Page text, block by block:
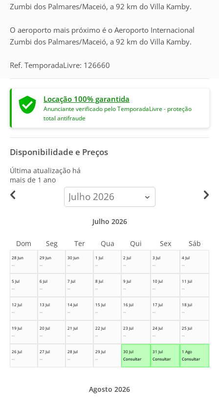
Zumbi dos Palmares/Maceió, a 92 km do Villa Kamby.
O aeroporto mais próximo é o Aeroporto Internacional
Zumbi dos Palmares/Maceió, a 92 km do Villa Kamby.
Ref. TemporadaLivre: 126660
Locação 100% garantida
Anunciante verificado pelo TemporadaLivre - proteção
total antifraude
Disponibilidade e Preços
Última atualização há
mais de 1 ano
calendar-
month
28 Jun
--
29 Jun
--
30 Jun
--
1 Jul
--
2 Jul
--
3 Jul
--
4 Jul
--
5 Jul
--
6 Jul
--
7 Jul
--
8 Jul
--
9 Jul
--
10 Jul
--
11 Jul
--
12 Jul
--
13 Jul
--
14 Jul
--
15 Jul
--
16 Jul
--
17 Jul
--
18 Jul
--
19 Jul
--
20 Jul
--
21 Jul
--
22 Jul
--
23 Jul
--
24 Jul
--
25 Jul
--
26 Jul
--
27 Jul
--
28 Jul
--
29 Jul
--
30 Jul
Consultar
31 Jul
Consultar
1 Ago
Consultar
Julho 2026
Dom Seg Ter Qua Qui Sex Sáb
Agosto 2026